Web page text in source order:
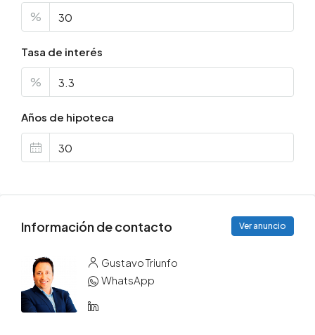
%
Tasa de interés
%
Años de hipoteca
Información de contacto Ver anuncio
Gustavo Triunfo
WhatsApp